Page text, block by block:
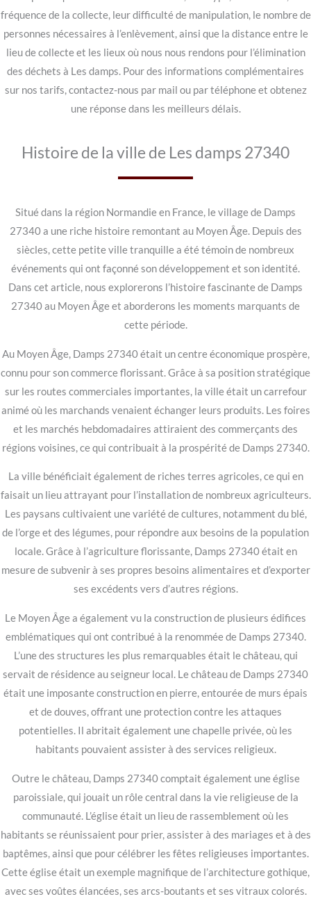
fréquence de la collecte, leur difficulté de manipulation, le nombre de
personnes nécessaires à l’enlèvement, ainsi que la distance entre le
lieu de collecte et les lieux où nous nous rendons pour l’élimination
des déchets à Les damps. Pour des informations complémentaires
sur nos tarifs, contactez-nous par mail ou par téléphone et obtenez
une réponse dans les meilleurs délais.
Histoire de la ville de Les damps 27340
Situé dans la région Normandie en France, le village de Damps
27340 a une riche histoire remontant au Moyen Âge. Depuis des
siècles, cette petite ville tranquille a été témoin de nombreux
événements qui ont façonné son développement et son identité.
Dans cet article, nous explorerons l’histoire fascinante de Damps
27340 au Moyen Âge et aborderons les moments marquants de
cette période.
Au Moyen Âge, Damps 27340 était un centre économique prospère,
connu pour son commerce florissant. Grâce à sa position stratégique
sur les routes commerciales importantes, la ville était un carrefour
animé où les marchands venaient échanger leurs produits. Les foires
et les marchés hebdomadaires attiraient des commerçants des
régions voisines, ce qui contribuait à la prospérité de Damps 27340.
La ville bénéficiait également de riches terres agricoles, ce qui en
faisait un lieu attrayant pour l’installation de nombreux agriculteurs.
Les paysans cultivaient une variété de cultures, notamment du blé,
de l’orge et des légumes, pour répondre aux besoins de la population
locale. Grâce à l’agriculture florissante, Damps 27340 était en
mesure de subvenir à ses propres besoins alimentaires et d’exporter
ses excédents vers d’autres régions.
Le Moyen Âge a également vu la construction de plusieurs édifices
emblématiques qui ont contribué à la renommée de Damps 27340.
L’une des structures les plus remarquables était le château, qui
servait de résidence au seigneur local. Le château de Damps 27340
était une imposante construction en pierre, entourée de murs épais
et de douves, offrant une protection contre les attaques
potentielles. Il abritait également une chapelle privée, où les
habitants pouvaient assister à des services religieux.
Outre le château, Damps 27340 comptait également une église
paroissiale, qui jouait un rôle central dans la vie religieuse de la
communauté. L’église était un lieu de rassemblement où les
habitants se réunissaient pour prier, assister à des mariages et à des
baptêmes, ainsi que pour célébrer les fêtes religieuses importantes.
Cette église était un exemple magnifique de l’architecture gothique,
avec ses voûtes élancées, ses arcs-boutants et ses vitraux colorés.